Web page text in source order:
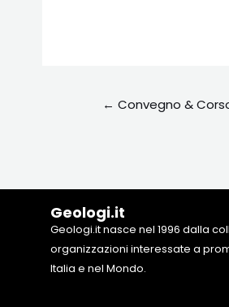
← Convegno &
Geologi.it
Geologi.it nasce nel 1996 dalla
organizzazioni interessate a
Italia e nel Mondo.